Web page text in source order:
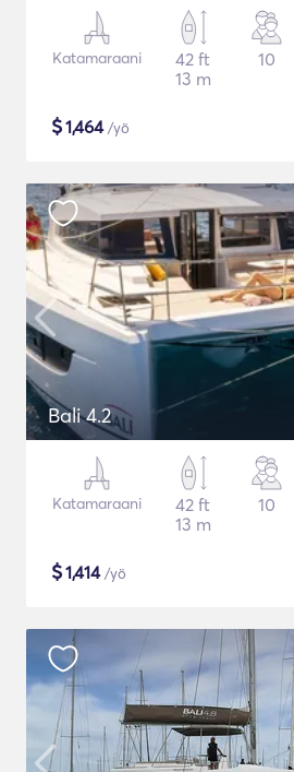
Katamaraani
42 ft
13 m
10
$1,464/yö
Bali 4.2
Katamaraani
42 ft
13 m
10
$1,414/yö